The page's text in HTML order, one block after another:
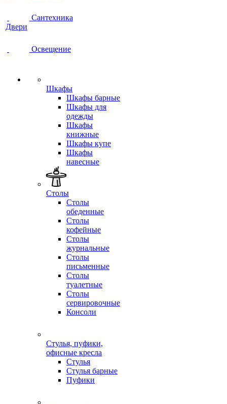
Сантехника
Двери
Освещение
Шкафы
Шкафы барные
Шкафы для
одежды
Шкафы
книжные
Шкафы купе
Шкафы
навесные
Столы
Столы
обеденные
Столы
кофейные
Столы
журнальные
Столы
письменные
Столы
туалетные
Столы
сервировочные
Консоли
Стулья, пуфики,
офисные кресла
Стулья
Стулья барные
Пуфики